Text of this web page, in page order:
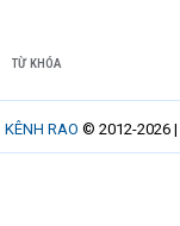
TỪ KHÓA
KÊNH RAO © 2012-2026 |